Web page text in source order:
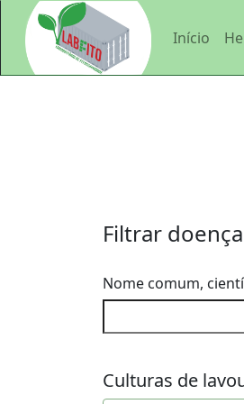
Fazer
Herbário
plantas
daninhas
Herbário
Início
Filtrar
Nome comum,
Culturas de